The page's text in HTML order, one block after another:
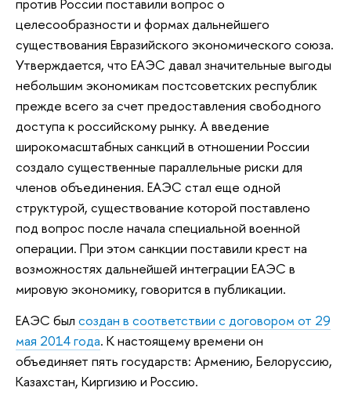
против России поставили вопрос о
целесообразности и формах дальнейшего
существования Евразийского экономического союза.
Утверждается, что ЕАЭС давал значительные выгоды
небольшим экономикам постсоветских республик
прежде всего за счет предоставления свободного
доступа к российскому рынку. А введение
широкомасштабных санкций в отношении России
создало существенные параллельные риски для
членов объединения. ЕАЭС стал еще одной
структурой, существование которой поставлено
под вопрос после начала специальной военной
операции. При этом санкции поставили крест на
возможностях дальнейшей интеграции ЕАЭС в
мировую экономику, говорится в публикации.
ЕАЭС был создан в соответствии с договором от 29
мая 2014 года. К настоящему времени он
объединяет пять государств: Армению, Белоруссию,
Казахстан, Киргизию и Россию.